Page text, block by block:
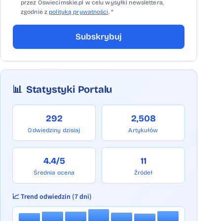
przez Oswiecimskie.pl w celu wysyłki newslettera,
zgodnie z polityką prywatności. *
Subskrybuj
📊 Statystyki Portalu
292
Odwiedziny dzisiaj
2,508
Artykułów
4.4/5
Średnia ocena
11
Źródeł
📈 Trend odwiedzin (7 dni)